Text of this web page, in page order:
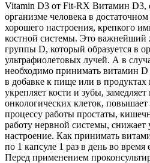
Vitamin D3 от Fit-RX Витамин D3,
организме человека в достаточном
хорошего настроения, крепкого
костной системы. Это
группы D, который образуется в
ультрафиолетовых лучей. А в
необходимо принимать витамин
в добавке к пище или в
укрепляет кости и зубы,
онкологических клеток,
процессу работы простаты,
работу нервной системы, снижает
настроение. Как принимать
по 1 капсуле 1 раз в день во время
Перед применением